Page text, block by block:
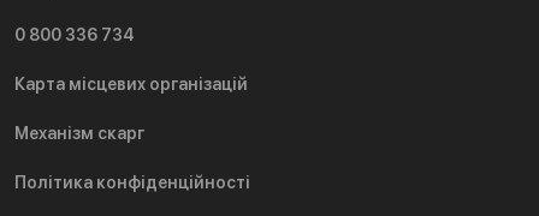
0 800 336 734
Карта місцевих організацій
Механізм скарг
Політика конфіденційності